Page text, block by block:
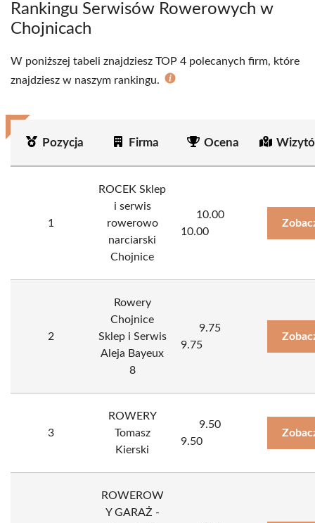
Rankingu Serwisów Rowerowych w
Chojnicach
W poniższej tabeli znajdziesz TOP 4 polecanych firm, które
znajdziesz w naszym rankingu.
Pozycja Firma Ocena
1
ROCEK Sklep
i serwis
rowerowo
narciarski
Chojnice
10.00
10.00
2
Rowery
Chojnice
Sklep i Serwis
Aleja Bayeux
8
9.75
9.75
3
ROWERY
Tomasz
Kierski
9.50
9.50
ROWEROW
Y GARAŻ -